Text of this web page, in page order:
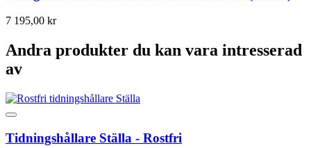
7 195,00 kr
Andra produkter du kan vara intresserad
av
Tidningshållare Ställa - Rostfri